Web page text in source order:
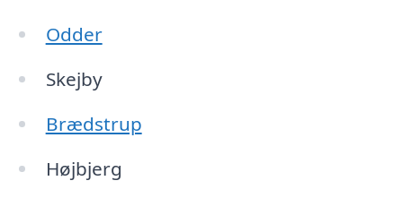
Odder
Skejby
Brædstrup
Højbjerg